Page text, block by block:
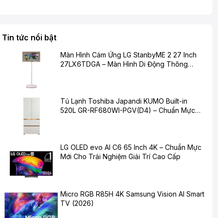
Tin tức nổi bật
Màn Hình Cảm Ứng LG StanbyME 2 27 Inch
27LX6TDGA – Màn Hình Di Động Thông
Tủ Lạnh Toshiba Japandi KUMO Built-in
520L GR-RF680WI-PGV(D4) – Chuẩn Mực
LG OLED evo AI C6 65 Inch 4K – Chuẩn Mực
Mới Cho Trải Nghiệm Giải Trí Cao Cấp
Micro RGB R85H 4K Samsung Vision AI Smart
TV (2026)